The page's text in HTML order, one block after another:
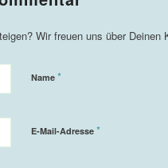
Name *
E-Mail-Adresse *